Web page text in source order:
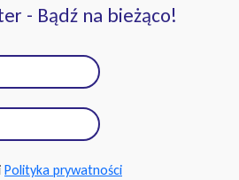
- Bądź na bieżąco!
Polityka prywatności